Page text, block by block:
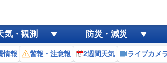
気・観測 防災・減災
情報 警報・注意報 2週間天気 ライブカメラ